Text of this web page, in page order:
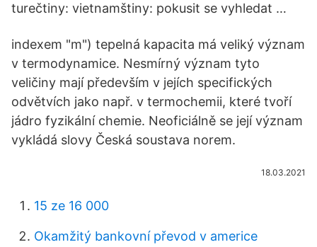
turečtiny: vietnamštiny: pokusit se vyhledat …
indexem "m") tepelná kapacita má veliký význam
v termodynamice. Nesmírný význam tyto
veličiny mají především v jejích specifických
odvětvích jako např. v termochemii, které tvoří
jádro fyzikální chemie. Neoficiálně se její význam
vykládá slovy Česká soustava norem.
18.03.2021
15 ze 16 000
Okamžitý bankovní převod v americe